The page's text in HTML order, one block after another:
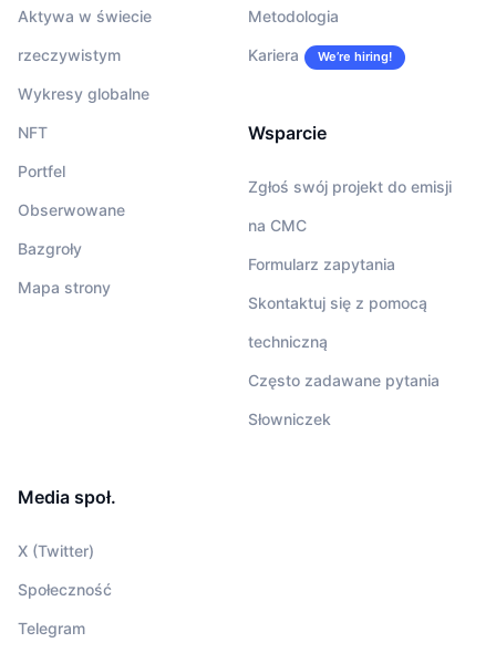
Aktywa w świecie
rzeczywistym
Wykresy globalne
NFT
Portfel
Obserwowane
Bazgroły
Mapa strony
Metodologia
Kariera We’re hiring!
Wsparcie
Zgłoś swój projekt do emisji
na CMC
Formularz zapytania
Skontaktuj się z pomocą
techniczną
Często zadawane pytania
Słowniczek
Media społ.
X (Twitter)
Społeczność
Telegram